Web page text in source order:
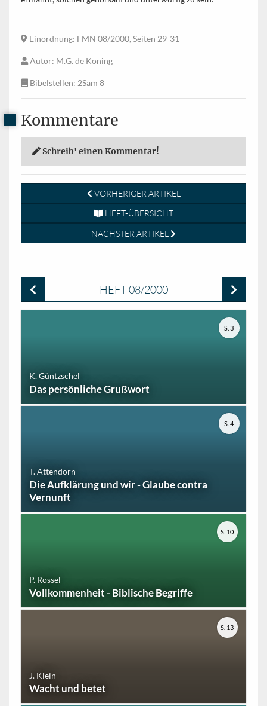
Einordnung: FMN 08/2000, Seiten 29-31
Autor: M.G. de Koning
Bibelstellen: 2Sam 8
Kommentare
Schreib' einen Kommentar!
VORHERIGER ARTIKEL
HEFT-ÜBERSICHT
NÄCHSTER ARTIKEL
HEFT 08/2000
K. Güntzschel
Das persönliche Grußwort
S. 3
T. Attendorn
Die Aufklärung und wir - Glaube contra
Vernunft
S. 4
P. Rossel
Vollkommenheit - Biblische Begriffe
S. 10
J. Klein
Wacht und betet
S. 13